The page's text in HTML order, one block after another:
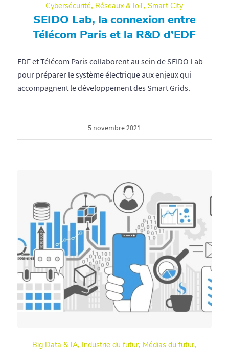
Cybersécurité, Réseaux & IoT,Smart City
SEIDO Lab, la connexion entre
Télécom Paris et la R&D d’EDF
EDF et Télécom Paris collaborent au sein de SEIDO Lab
pour préparer le système électrique aux enjeux qui
accompagnent le développement des Smart Grids.
5 novembre 2021
Big Data & IA, Industrie du futur, Médias du futur,